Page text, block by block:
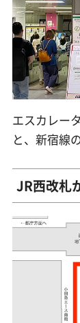
エスカレー
と、新宿線
JR西改札